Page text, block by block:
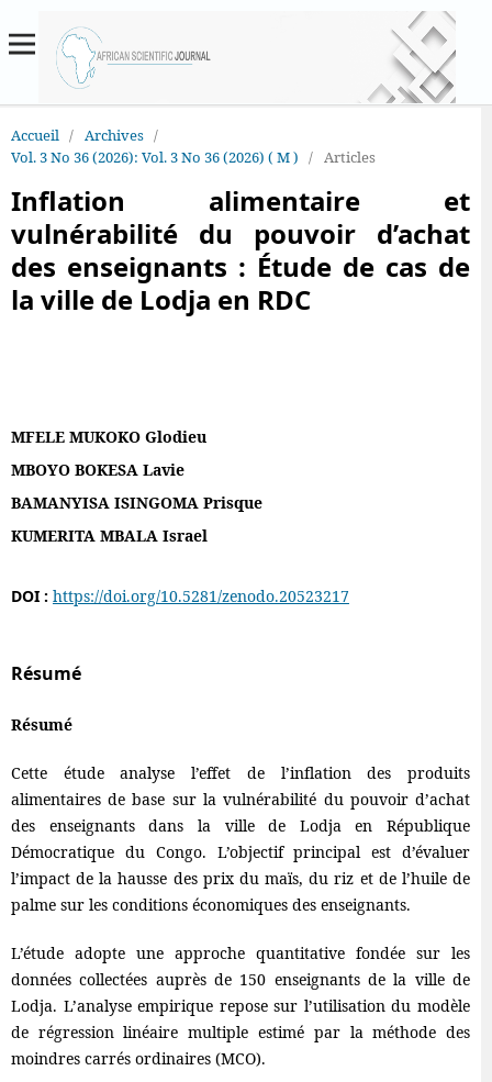
Accueil / Archives /
Vol. 3 No 36 (2026): Vol. 3 No 36 (2026) ( M ) / Articles
Inflation alimentaire et
vulnérabilité du pouvoir d’achat
des enseignants : Étude de cas de
la ville de Lodja en RDC
MFELE MUKOKO Glodieu
MBOYO BOKESA Lavie
BAMANYISA ISINGOMA Prisque
KUMERITA MBALA Israel
DOI : https://doi.org/10.5281/zenodo.20523217
Résumé
Résumé
Cette étude analyse l’effet de l’inflation des produits
alimentaires de base sur la vulnérabilité du pouvoir d’achat
des enseignants dans la ville de Lodja en République
Démocratique du Congo. L’objectif principal est d’évaluer
l’impact de la hausse des prix du maïs, du riz et de l’huile de
palme sur les conditions économiques des enseignants.
L’étude adopte une approche quantitative fondée sur les
données collectées auprès de 150 enseignants de la ville de
Lodja. L’analyse empirique repose sur l’utilisation du modèle
de régression linéaire multiple estimé par la méthode des
moindres carrés ordinaires (MCO).